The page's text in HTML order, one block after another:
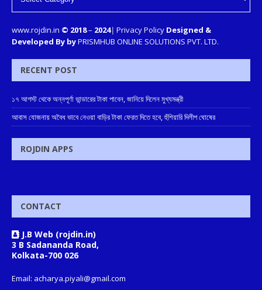
www.rojdin.in © 2018– 2024| Privacy Policy Designed &
Developed By byPRISMHUB ONLINE SOLUTIONS PVT. LTD.
RECENT POST
১৭ আগস্ট থেকে অন্নপূর্ণা ভান্ডারের টাকা পাবেন, জানিয়ে দিলেন মুখ্যমন্ত্রী
আবাস যোজনায় অবৈধ ভাবে নেওয়া বাড়ির টাকা ফেরত দিতে হবে, হুঁশিয়ারি দিলীপ ঘোষের
ROJDIN APPS
CONTACT
J.B Web (rojdin.in)
3 B Sadananda Road,
Kolkata-700 026
Email: acharya.piyali@gmail.com